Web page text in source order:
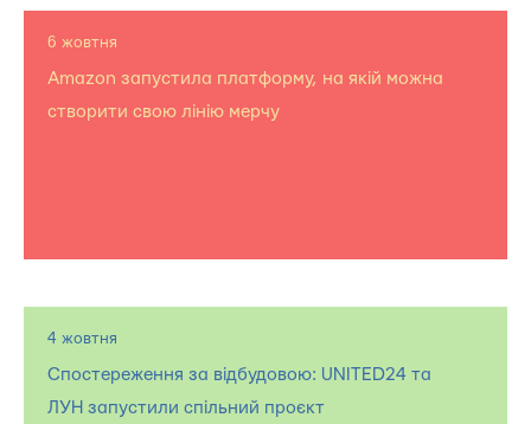
6 жовтня
Amazon запустила платформу, на якій можна
створити свою лінію мерчу
4 жовтня
Спостереження за відбудовою: UNITED24 та
ЛУН запустили спільний проєкт